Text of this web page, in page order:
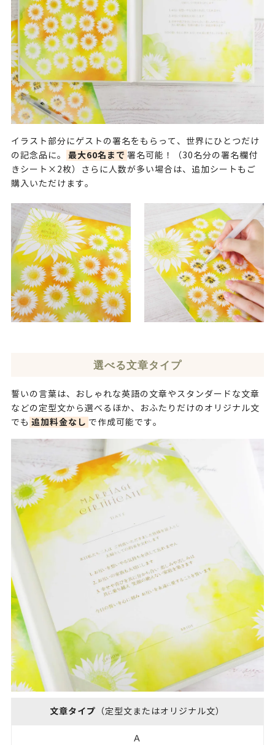
イラスト部分にゲストの署名をもらって、世界にひとつだけ
の記念品に。
最大60名まで 署名可能！（30名分の署名欄付
きシート×2枚）さらに人数が多い場合は、 追加シート もご
購入いただけます。
選べる文章タイプ
誓いの言葉は、おしゃれな英語の文章やスタンダードな文章
などの定型文から選べるほか、おふたりだけのオリジナル文
でも 追加料金なし で作成可能です。
文章タイプ （定型文またはオリジナル文）
Ａ